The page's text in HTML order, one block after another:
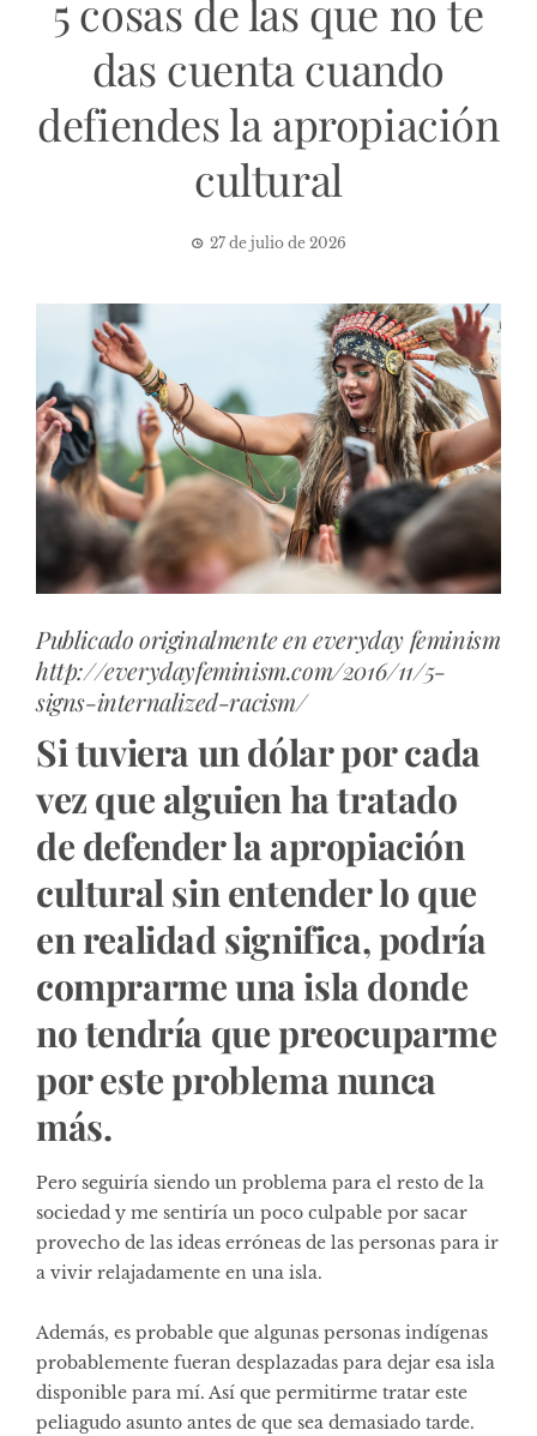
5 cosas de las que no te
das cuenta cuando
defiendes la apropiación
cultural
27 de julio de 2026
Publicado originalmente en everyday feminism
http://everydayfeminism.com/2016/11/5-
signs-internalized-racism/
Si tuviera un dólar por cada
vez que alguien ha tratado
de defender la apropiación
cultural sin entender lo que
en realidad significa, podría
comprarme una isla donde
no tendría que preocuparme
por este problema nunca
más.
Pero seguiría siendo un problema para el resto de la
sociedad y me sentiría un poco culpable por sacar
provecho de las ideas erróneas de las personas para ir
a vivir relajadamente en una isla.
Además, es probable que algunas personas indígenas
probablemente fueran desplazadas para dejar esa isla
disponible para mí. Así que permitirme tratar este
peliagudo asunto antes de que sea demasiado tarde.